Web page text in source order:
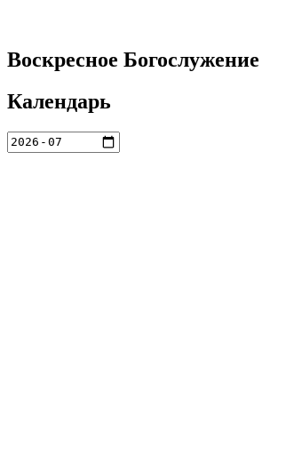
Воскресное Богослужение
Календарь